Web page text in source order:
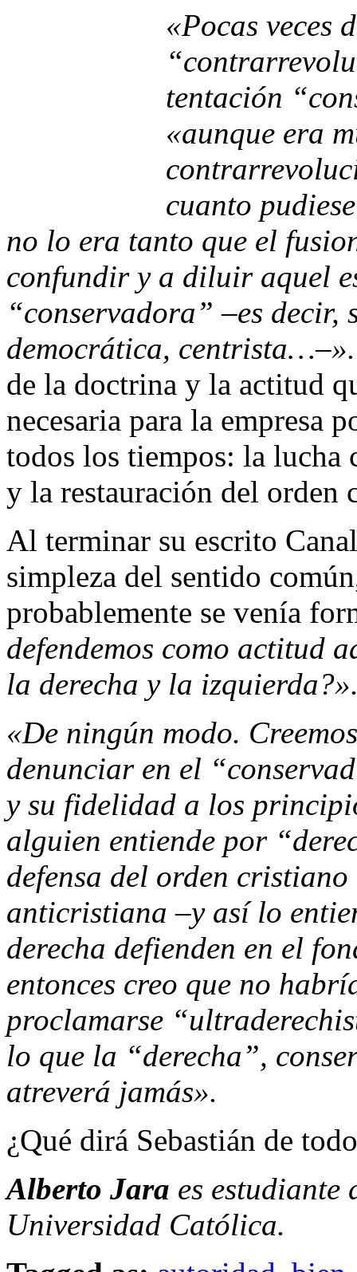
«Pocas veces
tentación
«aunque era
cuanto
no lo era tanto que el
confundir y a diluir aquel
“conservadora” –es decir,
democrática, centrista…–».
de la doctrina y la actitud
necesaria para la empresa
todos los tiempos: la lucha
y la restauración del orden
Al terminar su escrito
simpleza del sentido
probablemente se venía
defendemos como actitud
la derecha y la
«De ningún modo.
denunciar en el
y su fidelidad a los
alguien entiende por
defensa del orden
anticristiana –y así lo
derecha defienden en el
entonces creo que no
proclamarse
lo que la “derecha”,
atreverá jamás».
¿Qué dirá Sebastián de
Alberto Jara es
Universidad Católica.